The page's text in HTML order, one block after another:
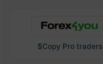
$Copy Pro traders